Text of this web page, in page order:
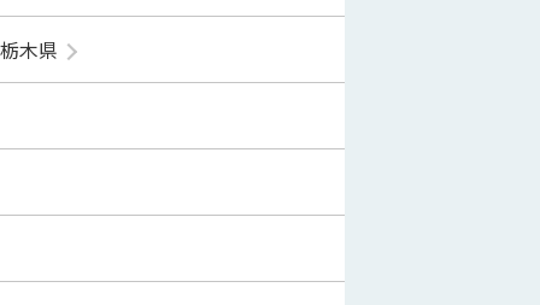
栃木県